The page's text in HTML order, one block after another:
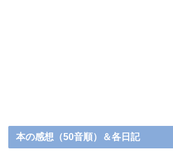
本の感想（50音順）＆各日記